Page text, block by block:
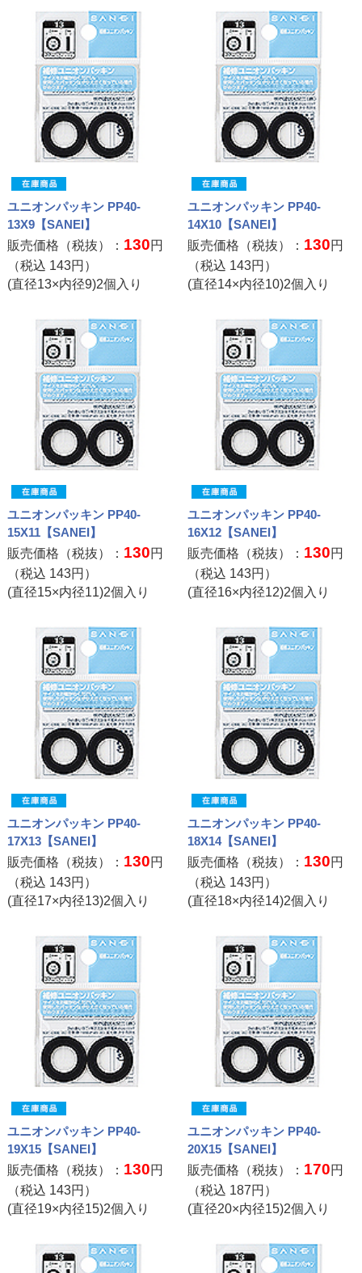
ユニオンパッキン PP40-
13X9【SANEI】
販売価格（税抜）： 130円
（税込 143円）
(直径13×内径9)2個入り
ユニオンパッキン PP40-
14X10【SANEI】
販売価格（税抜）： 130円
（税込 143円）
(直径14×内径10)2個入り
ユニオンパッキン PP40-
15X11【SANEI】
販売価格（税抜）： 130円
（税込 143円）
(直径15×内径11)2個入り
ユニオンパッキン PP40-
16X12【SANEI】
販売価格（税抜）： 130円
（税込 143円）
(直径16×内径12)2個入り
ユニオンパッキン PP40-
17X13【SANEI】
販売価格（税抜）： 130円
（税込 143円）
(直径17×内径13)2個入り
ユニオンパッキン PP40-
18X14【SANEI】
販売価格（税抜）： 130円
（税込 143円）
(直径18×内径14)2個入り
ユニオンパッキン PP40-
19X15【SANEI】
販売価格（税抜）： 130円
（税込 143円）
(直径19×内径15)2個入り
ユニオンパッキン PP40-
20X15【SANEI】
販売価格（税抜）： 170円
（税込 187円）
(直径20×内径15)2個入り